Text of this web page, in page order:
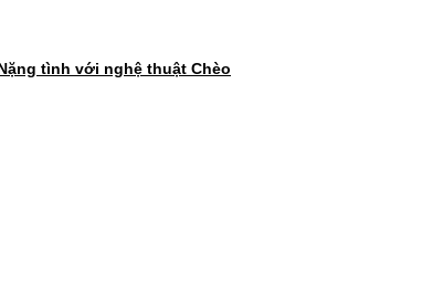
tình với nghệ thuật Chèo